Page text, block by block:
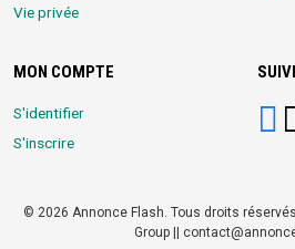
Vie privée
MON COMPTE
S'identifier
S'inscrire
© 2026 Annonce Flash. Tous droits
Group ||